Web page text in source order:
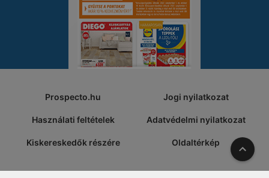
Prospecto.hu Jogi nyilatkozat
Használati feltételek Adatvédelmi nyilatkozat
Kiskereskedők részére Oldaltérkép A